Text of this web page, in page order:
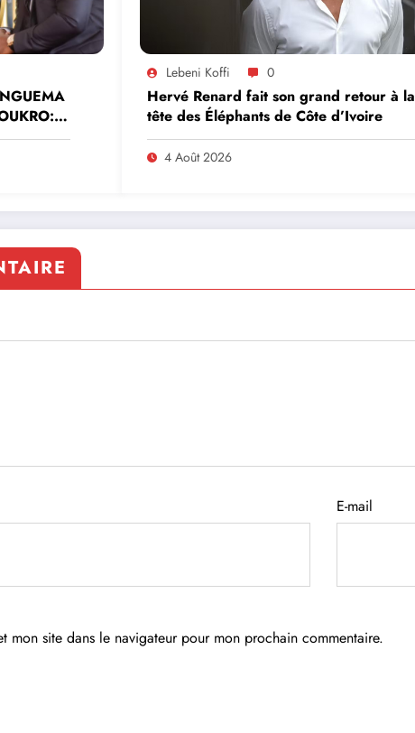
Lebeni Koffi 0
Hervé Renard fait son grand retour à la
tête des Éléphants de Côte d’Ivoire
4 Août 2026
E-mail
mon site dans le navigateur pour mon prochain commentaire.